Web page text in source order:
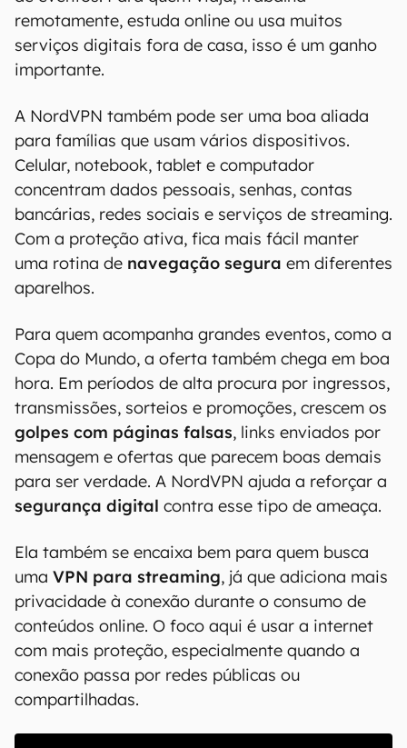
remotamente, estuda online ou usa muitos
serviços digitais fora de casa, isso é um ganho
importante.
A NordVPN também pode ser uma boa aliada
para famílias que usam vários dispositivos.
Celular, notebook, tablet e computador
concentram dados pessoais, senhas, contas
bancárias, redes sociais e serviços de streaming.
Com a proteção ativa, fica mais fácil manter
uma rotina de navegação segura em diferentes
aparelhos.
Para quem acompanha grandes eventos, como a
Copa do Mundo, a oferta também chega em boa
hora. Em períodos de alta procura por ingressos,
transmissões, sorteios e promoções, crescem os
golpes com páginas falsas, links enviados por
mensagem e ofertas que parecem boas demais
para ser verdade. A NordVPN ajuda a reforçar a
segurança digital contra esse tipo de ameaça.
Ela também se encaixa bem para quem busca
uma VPN para streaming, já que adiciona mais
privacidade à conexão durante o consumo de
conteúdos online. O foco aqui é usar a internet
com mais proteção, especialmente quando a
conexão passa por redes públicas ou
compartilhadas.